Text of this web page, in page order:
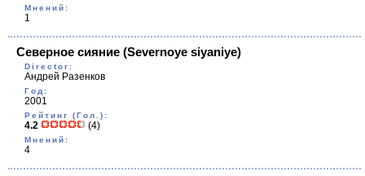
Мнений:
1
Северное сияние (Severnoye siyaniye)
Director:
Андрей Разенков
Год:
2001
Рейтинг (Гол.):
4.2 (4)
Мнений:
4